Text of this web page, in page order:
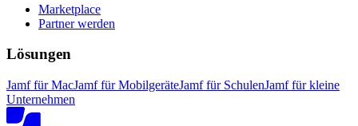
Marketplace
Partner werden
Lösungen
Jamf für MacJamf für MobilgeräteJamf für SchulenJamf für kleine
Unternehmen